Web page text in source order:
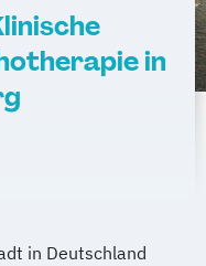
in
in Deutschland